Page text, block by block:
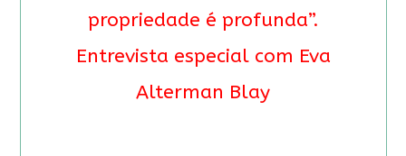
propriedade é profunda”.
Entrevista especial com Eva
Alterman Blay